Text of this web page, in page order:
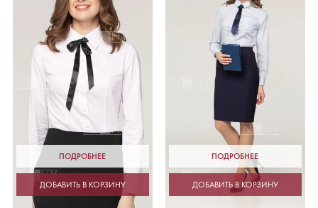
ПОДРОБНЕЕ
ДОБАВИТЬ В КОРЗИНУ
ПОДРОБНЕЕ
ДОБАВИТЬ В КОРЗИНУ